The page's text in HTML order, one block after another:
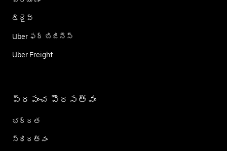
డ్రైవ్
Uber ఫర్ బిజినెస్
Uber Freight
ప్రపంచ పౌరసత్వం
భద్రత
స్థిరత్వం